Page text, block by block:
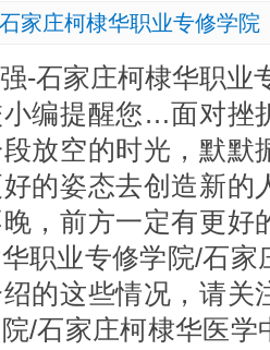
家庄柯棣华职业专修学院
-石家庄柯棣华职业
编提醒您…面对挫
放空的时光，默默
的姿态去创造新的
，前方一定有更好
职业专修学院/石
的这些情况，请关
/石家庄柯棣华医